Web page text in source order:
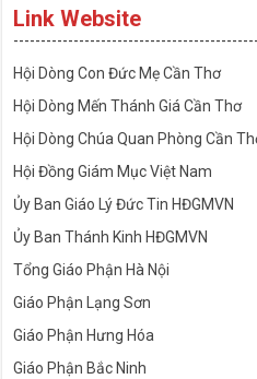
Link Website
Hội Dòng Con Đức Mẹ Cần Thơ
Hội Dòng Mến Thánh Giá Cần Thơ
Hội Dòng Chúa Quan Phòng Cần
Hội Đồng Giám Mục Việt Nam
Ủy Ban Giáo Lý Đức Tin HĐGMVN
Ủy Ban Thánh Kinh HĐGMVN
Tổng Giáo Phận Hà Nội
Giáo Phận Lạng Sơn
Giáo Phận Hưng Hóa
Giáo Phận Bắc Ninh